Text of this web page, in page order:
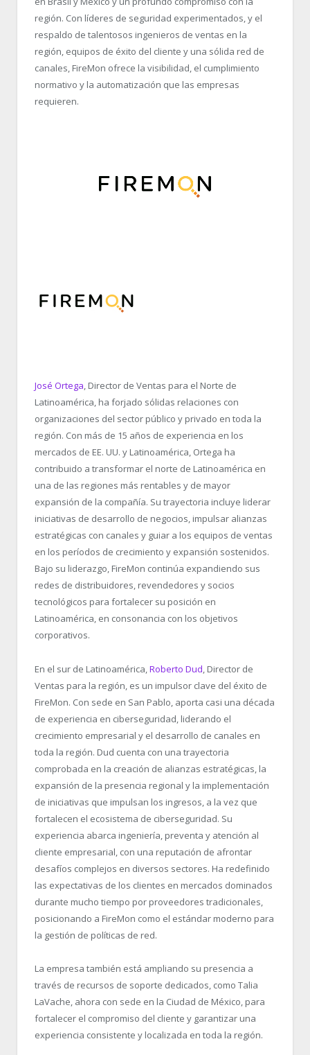
región. Con líderes de seguridad experimentados, y el
respaldo de talentosos ingenieros de ventas en la
región, equipos de éxito del cliente y una sólida red de
canales, FireMon ofrece la visibilidad, el cumplimiento
normativo y la automatización que las empresas
requieren.
José Ortega, Director de Ventas para el Norte de
Latinoamérica, ha forjado sólidas relaciones con
organizaciones del sector público y privado en toda la
región. Con más de 15 años de experiencia en los
mercados de EE. UU. y Latinoamérica, Ortega ha
contribuido a transformar el norte de Latinoamérica en
una de las regiones más rentables y de mayor
expansión de la compañía. Su trayectoria incluye liderar
iniciativas de desarrollo de negocios, impulsar alianzas
estratégicas con canales y guiar a los equipos de ventas
en los períodos de crecimiento y expansión sostenidos.
Bajo su liderazgo, FireMon continúa expandiendo sus
redes de distribuidores, revendedores y socios
tecnológicos para fortalecer su posición en
Latinoamérica, en consonancia con los objetivos
corporativos.
En el sur de Latinoamérica, Roberto Dud , Director de
Ventas para la región, es un impulsor clave del éxito de
FireMon. Con sede en San Pablo, aporta casi una década
de experiencia en ciberseguridad, liderando el
crecimiento empresarial y el desarrollo de canales en
toda la región. Dud cuenta con una trayectoria
comprobada en la creación de alianzas estratégicas, la
expansión de la presencia regional y la implementación
de iniciativas que impulsan los ingresos, a la vez que
fortalecen el ecosistema de ciberseguridad. Su
experiencia abarca ingeniería, preventa y atención al
cliente empresarial, con una reputación de afrontar
desafíos complejos en diversos sectores. Ha redefinido
las expectativas de los clientes en mercados dominados
durante mucho tiempo por proveedores tradicionales,
posicionando a FireMon como el estándar moderno para
la gestión de políticas de red.
La empresa también está ampliando su presencia a
través de recursos de soporte dedicados, como Talia
LaVache, ahora con sede en la Ciudad de México, para
fortalecer el compromiso del cliente y garantizar una
experiencia consistente y localizada en toda la región.